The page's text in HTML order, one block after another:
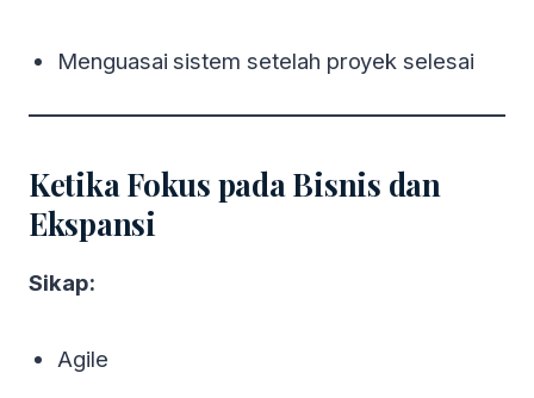
Menguasai sistem setelah proyek selesai
Ketika Fokus pada Bisnis dan
Ekspansi
Sikap:
Agile